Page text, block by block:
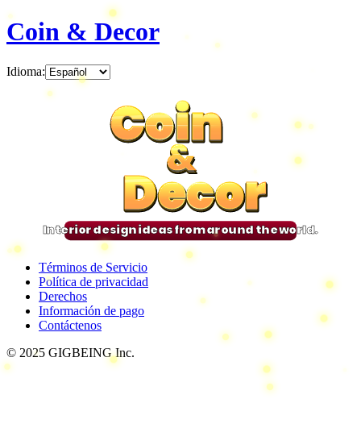
Coin & Decor
Idioma:
Coin
&
Decor
Coin
&
Decor
Coin
&
Decor
Coin
&
Decor
Interior design ideas from around the world.
Términos de Servicio
Política de privacidad
Derechos
Información de pago
Contáctenos
© 2025 GIGBEING Inc.